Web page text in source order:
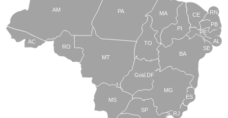
TO
BA
SE
PE
AL
RN
CE
PI
MA
PA
AM
AC
RO
MT
MS
Goiás
SP
MG
RJ
ES
DF
PB